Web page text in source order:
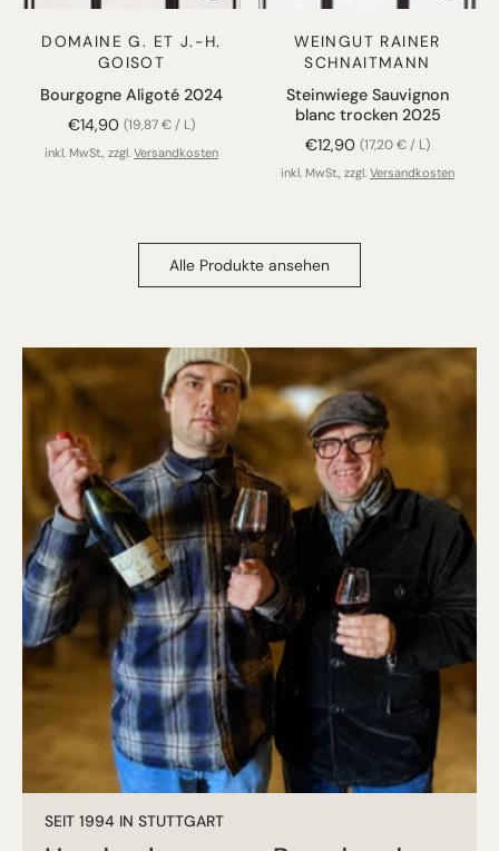
DOMAINE G. ET J.-H.
GOISOT
Bourgogne Aligoté 2024
€14,90 (19,87 € / L)
inkl. MwSt., zzgl. Versandkosten
WEINGUT RAINER
SCHNAITMANN
Steinwiege Sauvignon
blanc trocken 2025
€12,90 (17,20 € / L)
inkl. MwSt., zzgl. Versandkosten
Alle Produkte ansehen
SEIT 1994 IN STUTTGART